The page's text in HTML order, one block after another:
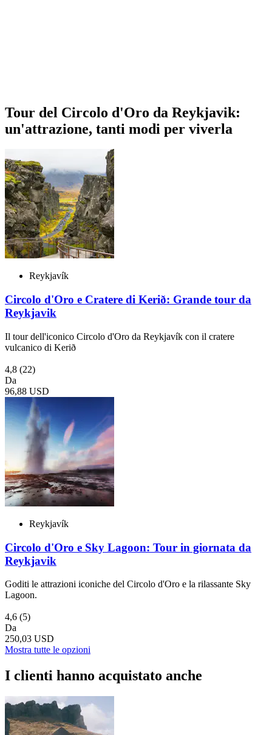
Tour del Circolo d'Oro da Reykjavik:
un'attrazione, tanti modi per viverla
Reykjavík
Circolo d'Oro e Cratere di Kerið: Grande tour da
Reykjavik
Il tour dell'iconico Circolo d'Oro da Reykjavík con il cratere
vulcanico di Kerið
4,8 (22)
Da
96,88 USD
Reykjavík
Circolo d'Oro e Sky Lagoon: Tour in giornata da
Reykjavik
Goditi le attrazioni iconiche del Circolo d'Oro e la rilassante Sky
Lagoon.
4,6 (5)
Da
250,03 USD
Mostra tutte le opzioni
I clienti hanno acquistato anche